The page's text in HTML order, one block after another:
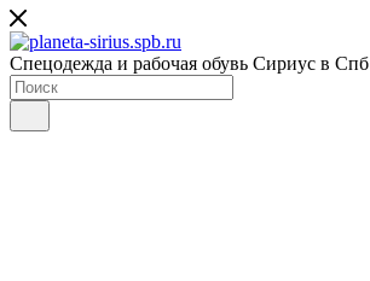
Спецодежда и рабочая обувь Сириус в Спб